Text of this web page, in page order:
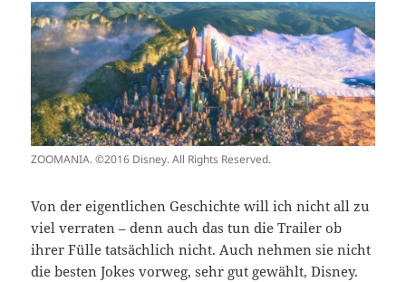
ZOOMANIA. ©2016 Disney. All Rights Reserved.
Von der eigentlichen Geschichte will ich nicht all zu
viel verraten – denn auch das tun die Trailer ob
ihrer Fülle tatsächlich nicht. Auch nehmen sie nicht
die besten Jokes vorweg, sehr gut gewählt, Disney.